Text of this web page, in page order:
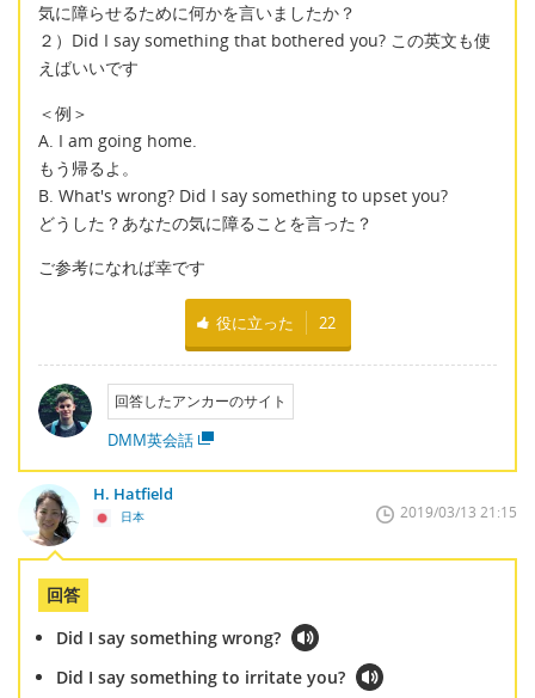
気に障らせるために何かを言いましたか？
２）Did I say something that bothered you? この英文も使
えばいいです
＜例＞
A. I am going home.
もう帰るよ。
B. What's wrong? Did I say something to upset you?
どうした？あなたの気に障ることを言った？
ご参考になれば幸です
役に立った 22
回答したアンカーのサイト
DMM英会話
H. Hatfield
日本 2019/03/13 21:15
回答
Did I say something wrong?
Did I say something to irritate you?